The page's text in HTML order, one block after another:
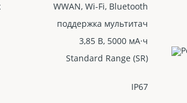
WWAN, Wi-Fi, Bluetooth
поддержка мультитач
3,85 В, 5000 мА·ч
Standard Range (SR)
IP67